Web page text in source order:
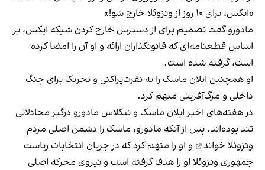
«ایکس، برای ۱۰ روز از ونزوئلا خارج شو!»
مادورو گفت تصمیم برای از دسترس خارج کردن شبکه ایکس، بر
اساس قطعنامه‌ای که قانونگذاران ارائه و او آن را امضا کرده
است، گرفته شده است.
او همچنین ایلان ماسک را به نفرت‌پراکنی و تحریک برای جنگ
داخلی و مرگ‌آفرینی متهم کرد.
در هفته‌های اخیر ایلان ماسک و نیکلاس مادورو درگیر مجادلاتی
تند بوده‌اند. پس از آنکه مادورو، ماسک را دشمن اصلی مردم
ونزوئلا خواند
و او را متهم کرد که در جریان انتخابات ریاست
جمهوری ونزوئلا او را هدف گرفته است و نیروی محرکه اصلی